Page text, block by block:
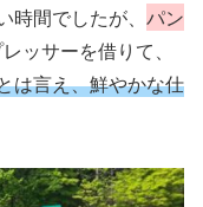
間でしたが、 パン
ッサーを借りて、
は言え、鮮やかな仕